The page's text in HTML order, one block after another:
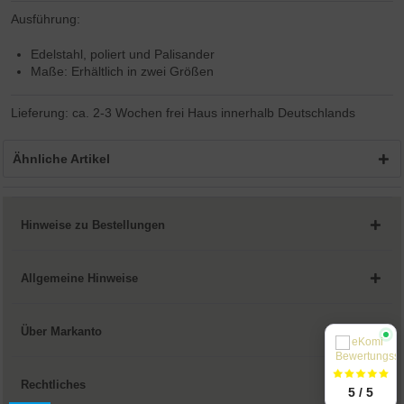
Ausführung:
Edelstahl, poliert und Palisander
Maße: Erhältlich in zwei Größen
Lieferung: ca. 2-3 Wochen frei Haus innerhalb Deutschlands
Ähnliche Artikel
Hinweise zu Bestellungen
Allgemeine Hinweise
Über Markanto
Rechtliches
5 / 5